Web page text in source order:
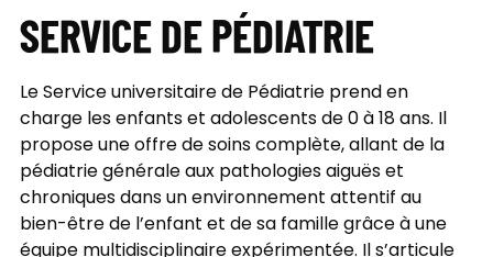
SERVICE DE PÉDIATRIE
Le Service universitaire de Pédiatrie prend en
charge les enfants et adolescents de 0 à 18 ans. Il
propose une offre de soins complète, allant de la
pédiatrie générale aux pathologies aiguës et
chroniques dans un environnement attentif au
bien-être de l’enfant et de sa famille grâce à une